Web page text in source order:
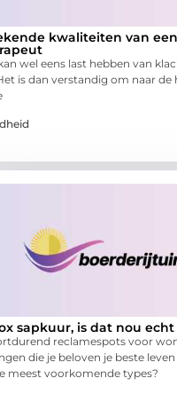
kwaliteiten van een
wel eens last hebben van
is dan verstandig om naar de
sapkuur, is dat nou
reclamespots voor
die je beloven je beste
meest voorkomende types?